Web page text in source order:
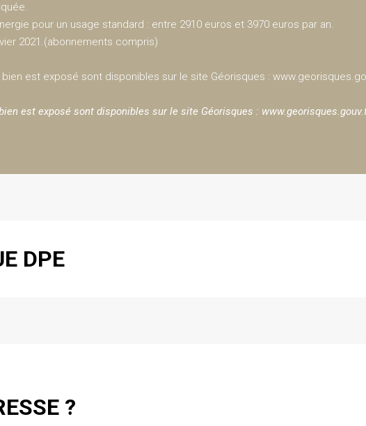
pour un usage standard : entre 2910 euros et 3970 euros par an.
2021.(abonnements compris)
est exposé sont disponibles sur le site Géorisques :
est exposé sont disponibles sur le site Géorisques :
DPE
?